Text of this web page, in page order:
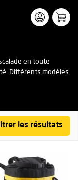
en toute
Différents modèles
ou sac à outils.
les résultats